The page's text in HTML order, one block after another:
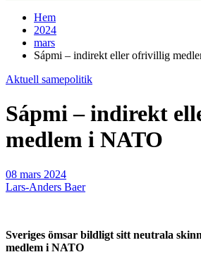
Hem
2024
mars
Sápmi – indirekt eller ofrivillig
Aktuell samepolitik
Sápmi – indirekt
medlem i NATO
08 mars 2024
Lars-Anders Baer
Sveriges ömsar bildligt sitt neutrala
medlem i NATO